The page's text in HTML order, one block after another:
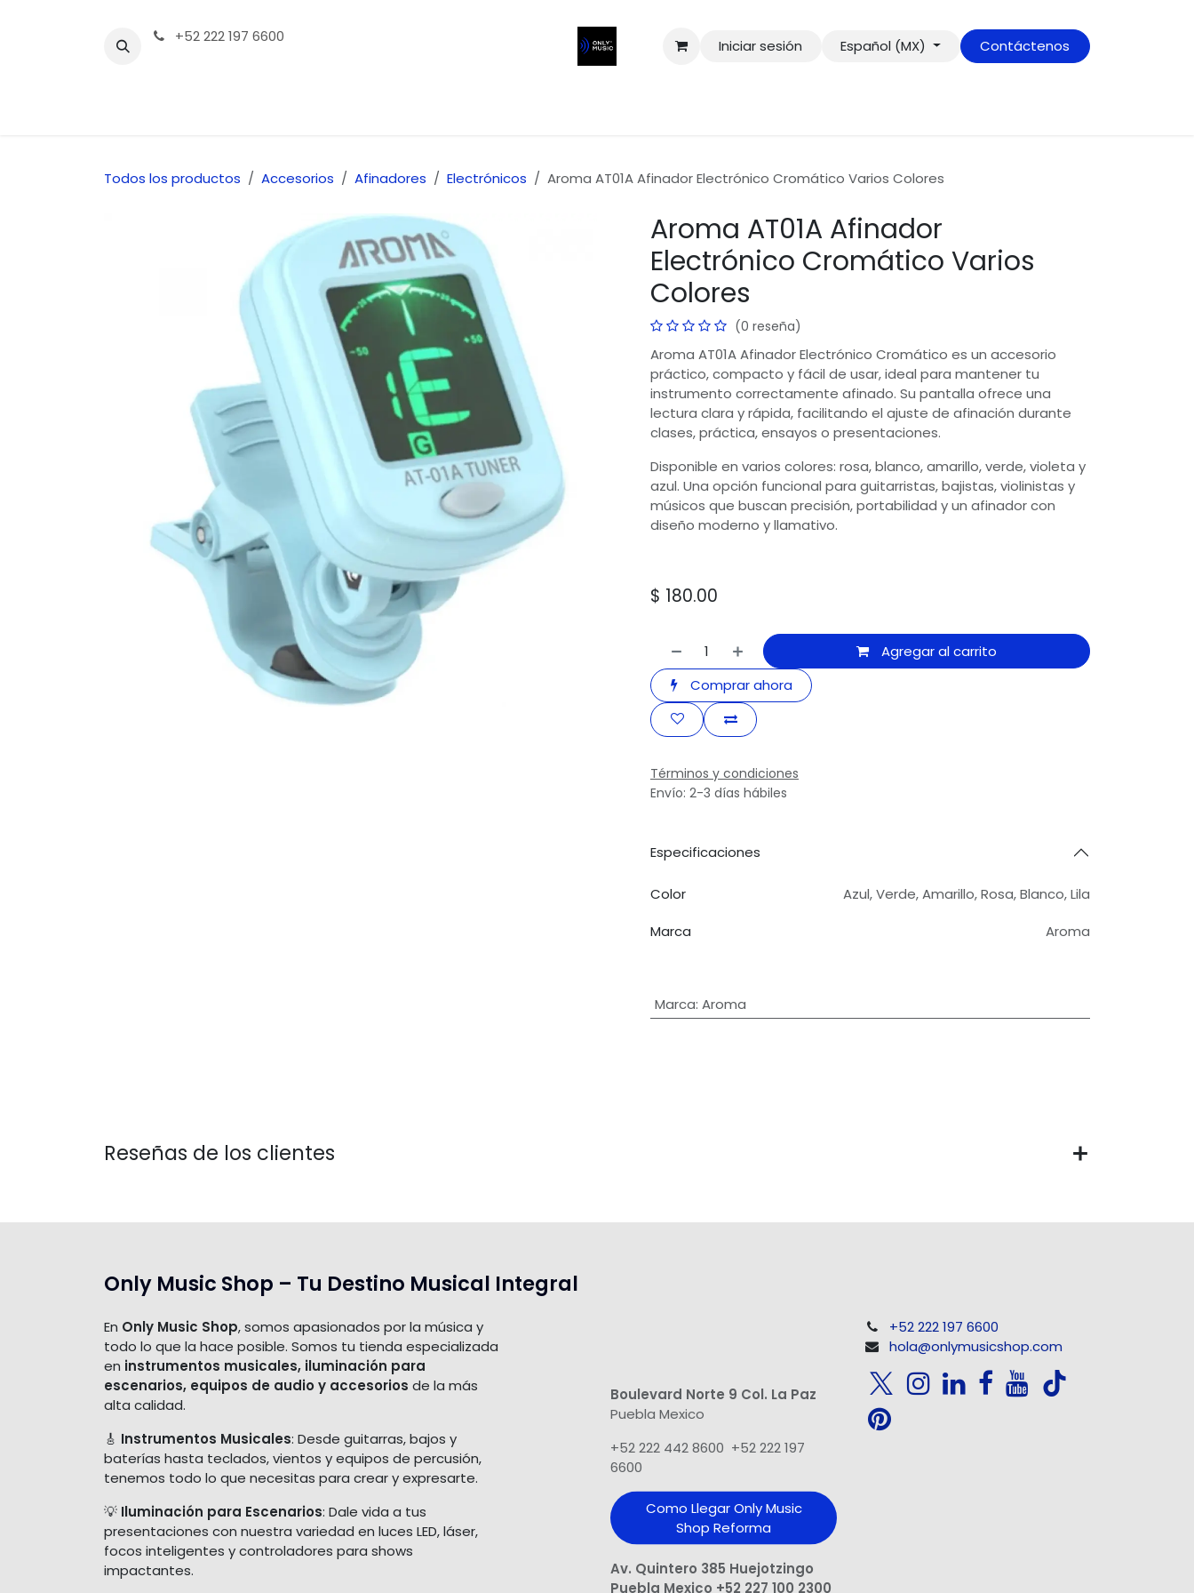
+52 222 197 6600
Iniciar sesión Español (MX) Contáctenos
Todos los productos Accesorios Afinadores Electrónicos Aroma AT01A Afinador Electrónico Cromático Varios Colores
Aroma AT01A Afinador
Electrónico Cromático Varios
Colores
(0 reseña)
Aroma AT01A Afinador Electrónico Cromático es un accesorio
práctico, compacto y fácil de usar, ideal para mantener tu
instrumento correctamente afinado. Su pantalla ofrece una
lectura clara y rápida, facilitando el ajuste de afinación durante
clases, práctica, ensayos o presentaciones.
Disponible en varios colores: rosa, blanco, amarillo, verde, violeta y
azul. Una opción funcional para guitarristas, bajistas, violinistas y
músicos que buscan precisión, portabilidad y un afinador con
diseño moderno y llamativo.
$ 180.00
Agregar al carrito
Comprar ahora
Términos y condiciones
Envío: 2-3 días hábiles
Especificaciones
Color Azul,Verde,Amarillo,Rosa,Blanco,Lila
Marca
Aroma
Marca: Aroma
Reseñas de los clientes
Only Music Shop – Tu Destino Musical Integral
En Only Music Shop, somos apasionados por la música y
todo lo que la hace posible. Somos tu tienda especializada
en instrumentos musicales, iluminación para
escenarios, equipos de audio y accesorios de la más
alta calidad.
🎸 Instrumentos Musicales: Desde guitarras, bajos y
baterías hasta teclados, vientos y equipos de percusión,
tenemos todo lo que necesitas para crear y expresarte.
💡 Iluminación para Escenarios: Dale vida a tus
presentaciones con nuestra variedad en luces LED, láser,
focos inteligentes y controladores para shows
impactantes.
Boulevard Norte 9 Col. La Paz
Puebla Mexico
+52 222 442 8600 +52 222 197
6600
Como Llegar Only Music
Shop​ Reforma
Av. Quintero 385 Huejotzingo
Puebla Mexico +52 227 100 2300
+52 222 197 6600
hola@onlymusicshop.com